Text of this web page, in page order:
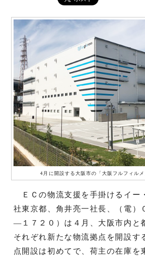
4月に開設する大阪市の「大阪フルフィルメ
ＥＣの物流支援を手掛けるイー
社東京都、角井亮一社長、（電）
—１７２０）は４月、大阪市内と
それぞれ新たな物流拠点を開設す
点開設は初めてで、荷主の在庫を